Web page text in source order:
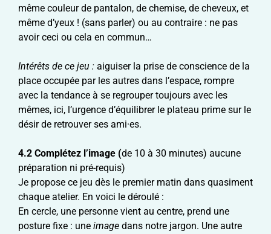
même couleur de pantalon, de chemise, de cheveux, et
même d’yeux ! (sans parler) ou au contraire : ne pas
avoir ceci ou cela en commun…
Intérêts de ce jeu : aiguiser la prise de conscience de la
place occupée par les autres dans l’espace, rompre
avec la tendance à se regrouper toujours avec les
mêmes, ici, l’urgence d’équilibrer le plateau prime sur le
désir de retrouver ses ami·es.
4.2 Complétez l’image (de 10 à 30 minutes) aucune
préparation ni pré-requis)
Je propose ce jeu dès le premier matin dans quasiment
chaque atelier. En voici le déroulé :
En cercle, une personne vient au centre, prend une
posture fixe : une image dans notre jargon. Une autre